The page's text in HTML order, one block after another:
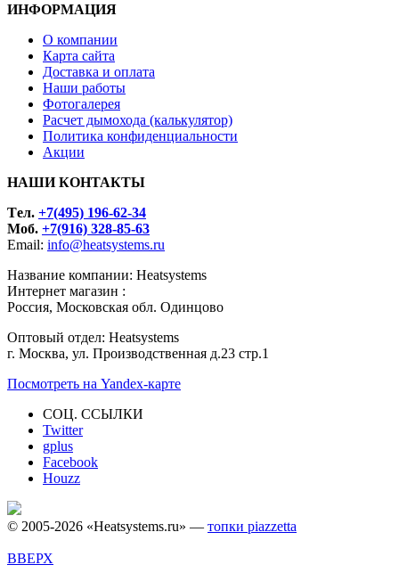
ИНФОРМАЦИЯ
О компании
Карта сайта
Доставка и оплата
Наши работы
Фотогалерея
Расчет дымохода (калькулятор)
Политика конфиденциальности
Акции
НАШИ КОНТАКТЫ
Tел. +7(495) 196-62-34
Моб. +7(916) 328-85-63
Email: info@heatsystems.ru
Название компании: Heatsystems
Интернет магазин :
Россия, Московская обл. Одинцово
Оптовый отдел: Heatsystems
г. Москва, ул. Производственная д.23 стр.1
Посмотреть на Yandex-карте
СОЦ. ССЫЛКИ
Twitter
gplus
Facebook
Houzz
© 2005-2026 «Heatsystems.ru» — топки piazzetta
ВВЕРХ